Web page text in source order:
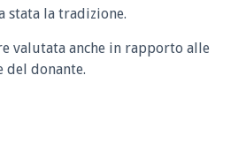
stata la tradizione.
valutata anche in rapporto alle
del donante.